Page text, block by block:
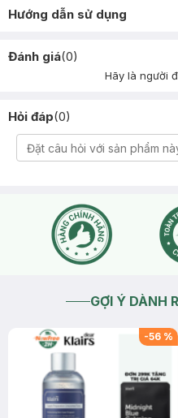
Hướng dẫn sử dụng
Đánh giá(0)
Hãy là người
Hỏi đáp(0)
GỢI Ý DÀNH
-56 %